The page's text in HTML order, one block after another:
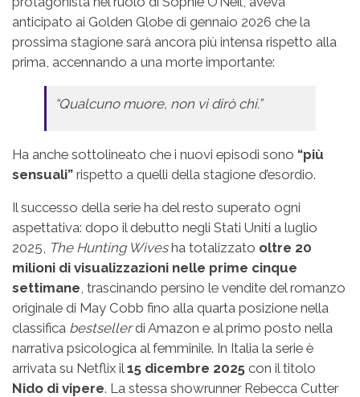
anticipato ai Golden Globe di gennaio 2026 che la
prossima stagione sarà ancora più intensa rispetto alla
prima, accennando a una morte importante:
“Qualcuno muore, non vi dirò chi.”
Ha anche sottolineato che i nuovi episodi sono “più
sensuali” rispetto a quelli della stagione d’esordio.
Il successo della serie ha del resto superato ogni
aspettativa: dopo il debutto negli Stati Uniti a luglio
2025, The Hunting Wivesha totalizzato oltre 20
milioni di visualizzazioni nelle prime cinque
settimane , trascinando persino le vendite del romanzo
originale di May Cobb fino alla quarta posizione nella
classifica bestsellerdi Amazon e al primo posto nella
narrativa psicologica al femminile. In Italia la serie è
arrivata su Netflix il 15 dicembre 2025 con il titolo
Nido di vipere. La stessa showrunner Rebecca Cutter